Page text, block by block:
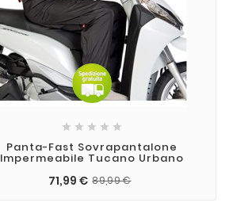
    
Panta-Fast Sovrapantalone
Impermeabile Tucano Urbano
71,99 € 89,99 €